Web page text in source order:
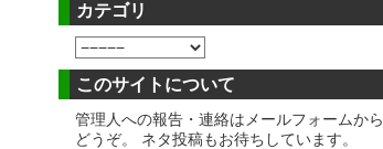
カテゴリ
このサイトについて
管理人への報告・連絡はメールフォームから
どうぞ。 ネタ投稿もお待ちしています。